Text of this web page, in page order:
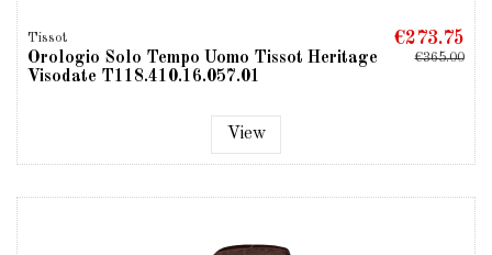
Tissot
Orologio Solo Tempo Uomo Tissot Heritage
Visodate T118.410.16.057.01
€273.75
€365.00
View